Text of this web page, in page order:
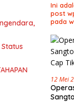
Ini
post
pada
12 Mei